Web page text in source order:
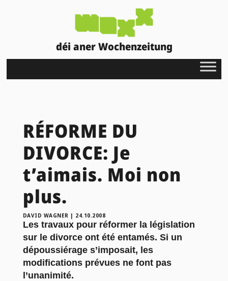
déi aner Wochenzeitung
RÉFORME DU
DIVORCE: Je
t’aimais. Moi non
plus.
DAVID WAGNER | 24.10.2008
Les travaux pour réformer la législation
sur le divorce ont été entamés. Si un
dépoussiérage s’imposait, les
modifications prévues ne font pas
l’unanimité.